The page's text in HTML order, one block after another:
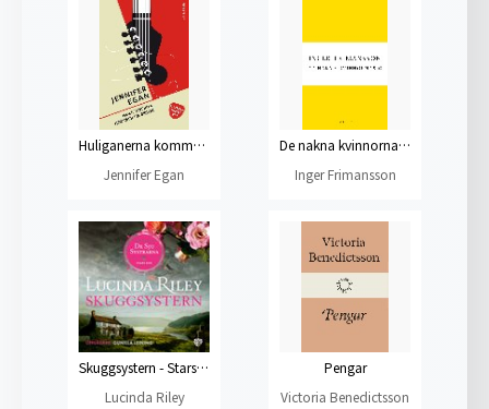
Huliganerna kommer på besök
Jennifer Egan
De nakna kvinnornas ö
Inger Frimansson
Skuggsystern - Stars bok
Lucinda Riley
Pengar
Victoria Benedictsson